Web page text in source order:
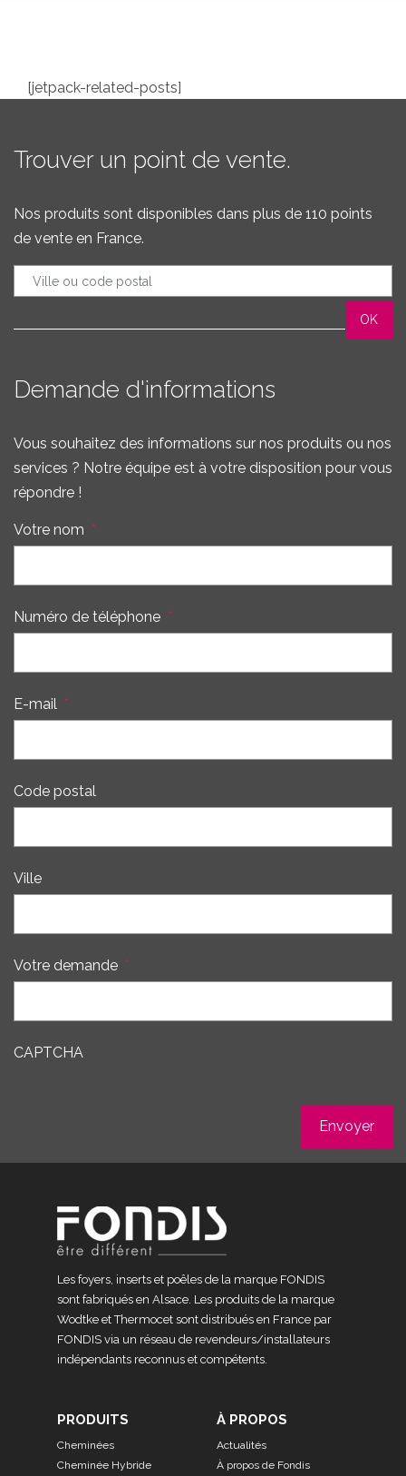
[jetpack-related-posts]
Trouver un point de vente.
Nos produits sont disponibles dans plus de 110 points
de vente en France.
Demande d'informations
Vous souhaitez des informations sur nos produits ou nos
services ? Notre équipe est à votre disposition pour vous
répondre !
Votre nom *
Numéro de téléphone *
E-mail *
Code postal
Ville
Votre demande *
CAPTCHA
Les foyers, inserts et poêles de la marque FONDIS
sont fabriqués en Alsace. Les produits de la marque
Wodtke et Thermocet sont distribués en France par
FONDIS via un réseau de revendeurs/installateurs
indépendants reconnus et compétents.
PRODUITS
Cheminées
Cheminée Hybride
À PROPOS
Actualités
À propos de Fondis